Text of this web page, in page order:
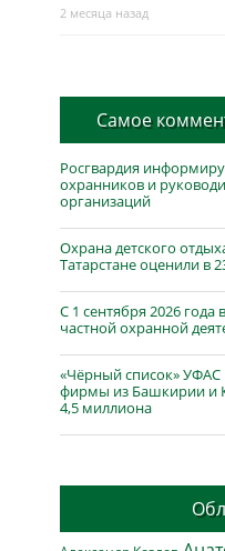
2 месяца назад
Самое
Росгвардия
охранников и
организаций
Охрана детского
Татарстане оценили в
С 1 сентября 2026 года
частной охранной
«Чёрный список»
фирмы из Башкирии и
4,5 миллиона